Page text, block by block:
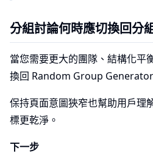
分組討論何時應切換回分
當您需要更大的團隊、結構化平
換回 Random Group Generator
保持頁面意圖狹窄也幫助用戶理
標更乾淨。
下一步